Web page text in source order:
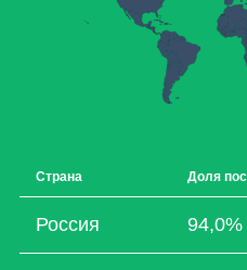
Страна Доля
Россия 94,0%